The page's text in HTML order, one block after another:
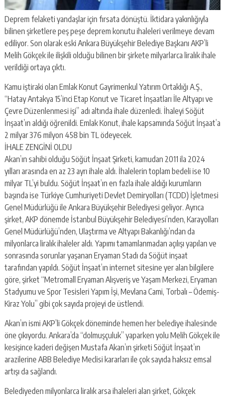
Deprem felaketi yandaşlar için fırsata dönüştü. İktidara yakınlığıyla
bilinen şirketlere peş peşe deprem konutu ihaleleri verilmeye devam
ediliyor. Son olarak eski Ankara Büyükşehir Belediye Başkanı AKP’li
Melih Gökçek ile ilişkili olduğu bilinen bir şirkete milyarlarca liralık ihale
verildiği ortaya çıktı.
Kamu iştiraki olan Emlak Konut Gayrimenkul Yatırım Ortaklığı A.Ş.,
“Hatay Antakya 15’inci Etap Konut ve Ticaret İnşaatları İle Altyapı ve
Çevre Düzenlenmesi işi” adı altında ihale düzenledi. İhaleyi Söğüt
İnşaat’ın aldığı öğrenildi. Emlak Konut, ihale kapsamında Söğüt İnşaat’a
2 milyar 376 milyon 458 bin TL ödeyecek.
İHALE ZENGİNİ OLDU
Akan’ın sahibi olduğu Söğüt İnşaat Şirketi, kamudan 2011 ila 2024
yılları arasında en az 23 ayrı ihale aldı. İhalelerin toplam bedeli ise 10
milyar TL’yi buldu. Söğüt İnşaat’ın en fazla ihale aldığı kurumların
başında ise Türkiye Cumhuriyeti Devlet Demiryolları (TCDD) İşletmesi
Genel Müdürlüğü ile Ankara Büyükşehir Belediyesi geliyor. Ayrıca
şirket, AKP dönemde İstanbul Büyükşehir Belediyesi’nden, Karayolları
Genel Müdürlüğü’nden, Ulaştırma ve Altyapı Bakanlığı’ndan da
milyonlarca liralık ihaleler aldı. Yapımı tamamlanmadan açılışı yapılan ve
sonrasında sorunlar yaşanan Eryaman Stadı da Söğüt inşaat
tarafından yapıldı. Söğüt İnşaat’ın internet sitesine yer alan bilgilere
göre, şirket “Metromall Eryaman Alışveriş ve Yaşam Merkezi, Eryaman
Stadyumu ve Spor Tesisleri Yapım İşi, Mevlana Cami, Torbalı – Ödemiş-
Kiraz Yolu” gibi çok sayıda projeyi de üstlendi.
Akan’ın ismi AKP’li Gökçek döneminde hemen her belediye ihalesinde
öne çıkıyordu. Ankara’da “dolmuşçuluk” yaparken yolu Melih Gökçek ile
kesişince kaderi değişen Mustafa Akan’ın şirketi Söğüt İnşaat’ın
arazilerine ABB Belediye Meclisi kararları ile çok sayıda haksız emsal
artışı da sağlandı.
Belediyeden milyonlarca liralık arsa ihaleleri alan şirket, Gökçek